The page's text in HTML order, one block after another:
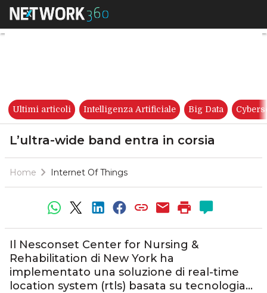
L’ultra-wide band entra in
Ultimi articoli Intelligenza Artificiale Big Data
L’ultra-wide band entra in corsia
Home Internet Of Things
Il Nesconset Center for Nursing &
Rehabilitation di New York ha
implementato una soluzione di real-time
location system (rtls) basata su tecnologia…